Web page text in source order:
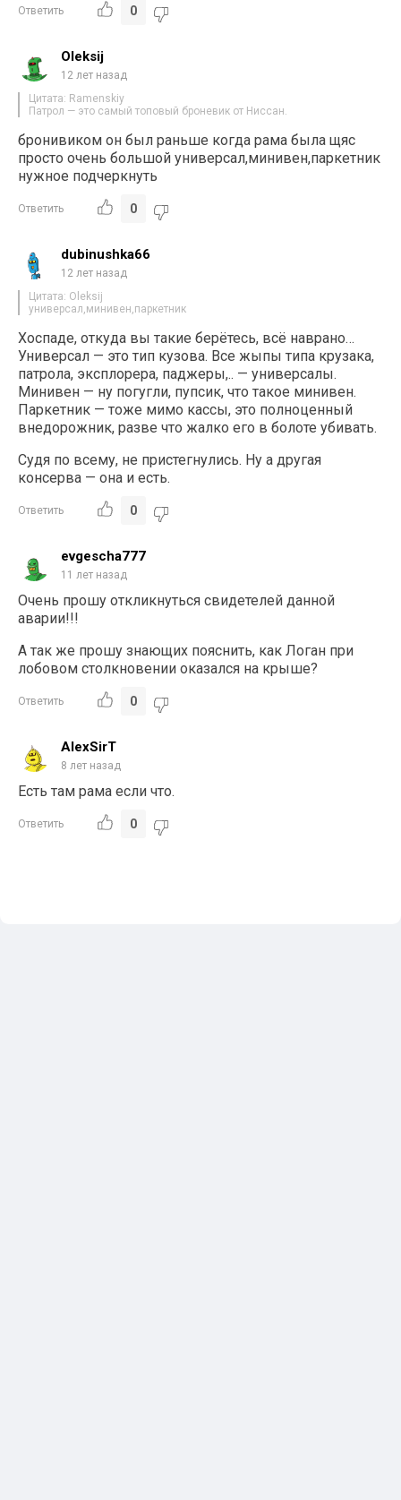
Ответить 0
Oleksij
12 лет назад
Цитата: Ramenskiy
Патрол — это самый топовый броневик от Ниссан.
бронивиком он был раньше когда рама была щяс
просто очень большой универсал,минивен,паркетник
нужное подчеркнуть
Ответить 0
dubinushka66
12 лет назад
Цитата: Oleksij
универсал,минивен,паркетник
Хоспаде, откуда вы такие берётесь, всё наврано…
Универсал — это тип кузова. Все жыпы типа крузака,
патрола, эксплорера, паджеры,.. — универсалы.
Минивен — ну погугли, пупсик, что такое минивен.
Паркетник — тоже мимо кассы, это полноценный
внедорожник, разве что жалко его в болоте убивать.
Судя по всему, не пристегнулись. Ну а другая
консерва — она и есть.
Ответить 0
evgescha777
11 лет назад
Очень прошу откликнуться свидетелей данной
аварии!!!
А так же прошу знающих пояснить, как Логан при
лобовом столкновении оказался на крыше?
Ответить 0
AlexSirT
8 лет назад
Есть там рама если что.
Ответить 0